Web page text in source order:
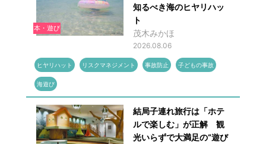
本・遊び
知るべき海のヒヤリハッ
ト
茂木みかほ
2026.08.06
ヒヤリハット リスクマネジメント 事故防止 子どもの事故
海遊び
結局子連れ旅行は「ホテ
ルで楽しむ」が正解 観
光いらずで大満足の“遊び